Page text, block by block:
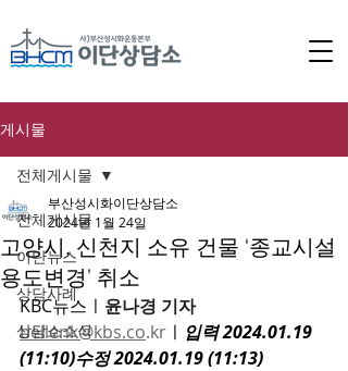
게시물
전체게시물
이단뉴스
상담사례
상담소소식
전체게시물
고양시, 신천지 소유 건물 ‘종교시설
용도변경’ 취소
부산성시화이단상담소
2024년 1월 24일
KBC뉴스ㅣ 윤나경 기자
bellenk@kbs.co.kr ㅣ 입력 2024.01.19
(11:10)수정 2024.01.19 (11:13)